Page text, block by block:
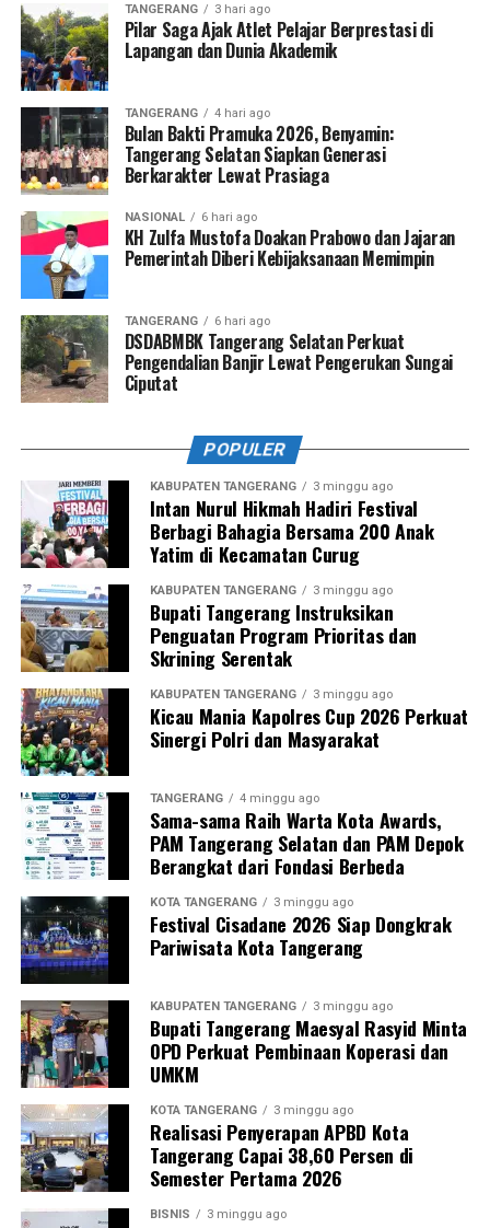
TANGERANG 3 hari ago
Pilar Saga Ajak Atlet Pelajar Berprestasi di
Lapangan dan Dunia Akademik
TANGERANG 4 hari ago
Bulan Bakti Pramuka 2026, Benyamin:
Tangerang Selatan Siapkan Generasi
Berkarakter Lewat Prasiaga
NASIONAL 6 hari ago
KH Zulfa Mustofa Doakan Prabowo dan Jajaran
Pemerintah Diberi Kebijaksanaan Memimpin
TANGERANG 6 hari ago
DSDABMBK Tangerang Selatan Perkuat
Pengendalian Banjir Lewat Pengerukan Sungai
Ciputat
POPULER
KABUPATEN TANGERANG 3 minggu ago
Intan Nurul Hikmah Hadiri Festival
Berbagi Bahagia Bersama 200 Anak
Yatim di Kecamatan Curug
KABUPATEN TANGERANG 3 minggu ago
Bupati Tangerang Instruksikan
Penguatan Program Prioritas dan
Skrining Serentak
KABUPATEN TANGERANG 3 minggu ago
Kicau Mania Kapolres Cup 2026 Perkuat
Sinergi Polri dan Masyarakat
TANGERANG 4 minggu ago
Sama-sama Raih Warta Kota Awards,
PAM Tangerang Selatan dan PAM Depok
Berangkat dari Fondasi Berbeda
KOTA TANGERANG 3 minggu ago
Festival Cisadane 2026 Siap Dongkrak
Pariwisata Kota Tangerang
KABUPATEN TANGERANG 3 minggu ago
Bupati Tangerang Maesyal Rasyid Minta
OPD Perkuat Pembinaan Koperasi dan
UMKM
KOTA TANGERANG 3 minggu ago
Realisasi Penyerapan APBD Kota
Tangerang Capai 38,60 Persen di
Semester Pertama 2026
BISNIS 3 minggu ago